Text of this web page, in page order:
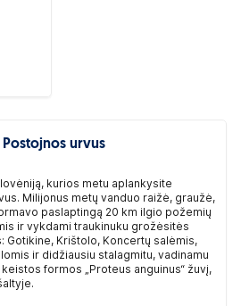
Postojnos urvus
kurios metu aplankysite
Milijonus metų vanduo raižė, graužė,
paslaptingą 20 km ilgio požemių
ir vykdami traukinuku grožėsitės
Gotikine, Krištolo, Koncertų salėmis,
ir didžiausiu stalagmitu, vadinamu
formos „Proteus anguinus“ žuvį,